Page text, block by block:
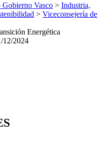
Gobierno Vasco > Industria,
> Viceconsejería de
Energética
12/2024